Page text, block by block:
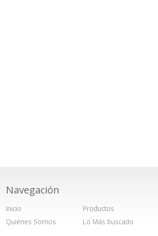
Navegación
Inicio
Quiénes Somos
Productos
Lo Más buscado